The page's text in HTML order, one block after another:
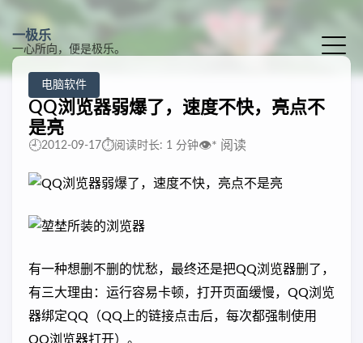
一极乐
一心所向，便是极乐。
电脑软件
QQ浏览器弱爆了，速度不快，亮点不
是亮
🕘2012-09-17⏱️阅读时长: 1 分钟👁️* 阅读
有一种想删不删的忧愁，最终还是把QQ浏览器删了，
有三大理由：运行容易卡顿，打开页面缓慢，QQ浏览
器绑定QQ（QQ上的链接点击后，每次都强制使用
QQ浏览器打开）。